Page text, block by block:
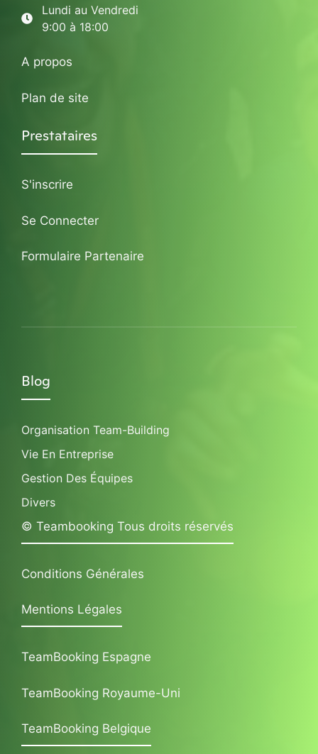
Lundi au Vendredi
9:00 à 18:00
A propos
Plan de site
Prestataires
S'inscrire
Se Connecter
Formulaire Partenaire
Blog
Organisation Team-Building
Vie En Entreprise
Gestion Des Équipes
Divers
© Teambooking Tous droits réservés
Conditions Générales
Mentions Légales
TeamBooking Espagne
TeamBooking Royaume-Uni
TeamBooking Belgique